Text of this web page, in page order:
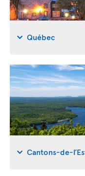
Québec
Cantons-de-